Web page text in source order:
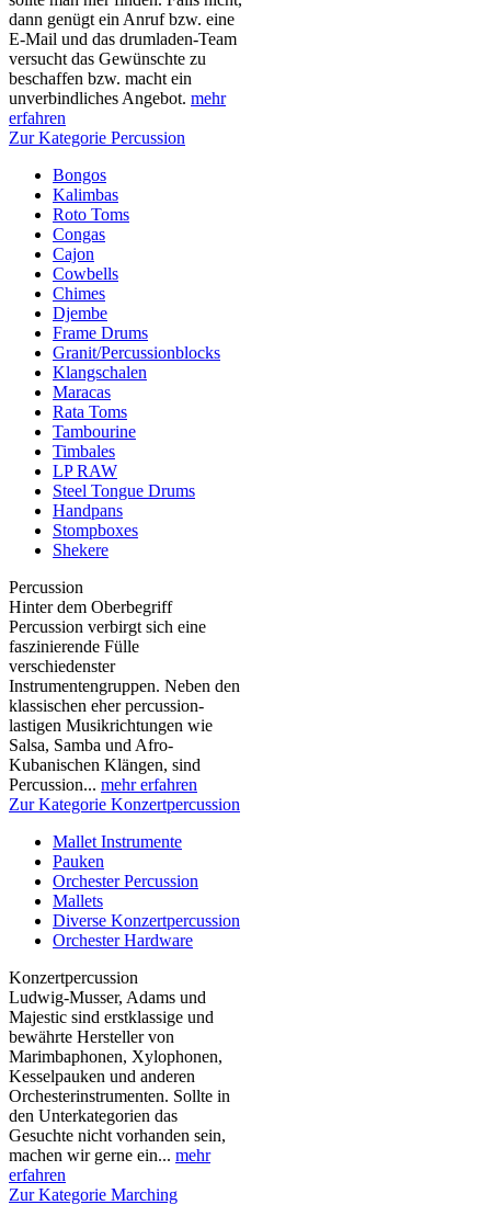
dann genügt ein Anruf bzw. eine
E-Mail und das drumladen-Team
versucht das Gewünschte zu
beschaffen bzw. macht ein
unverbindliches Angebot. mehr
erfahren
Zur Kategorie Percussion
Bongos
Kalimbas
Roto Toms
Congas
Cajon
Cowbells
Chimes
Djembe
Frame Drums
Granit/Percussionblocks
Klangschalen
Maracas
Rata Toms
Tambourine
Timbales
LP RAW
Steel Tongue Drums
Handpans
Stompboxes
Shekere
Percussion
Hinter dem Oberbegriff
Percussion verbirgt sich eine
faszinierende Fülle
verschiedenster
Instrumentengruppen. Neben den
klassischen eher percussion-
lastigen Musikrichtungen wie
Salsa, Samba und Afro-
Kubanischen Klängen, sind
Percussion... mehr erfahren
Zur Kategorie Konzertpercussion
Mallet Instrumente
Pauken
Orchester Percussion
Mallets
Diverse Konzertpercussion
Orchester Hardware
Konzertpercussion
Ludwig-Musser, Adams und
Majestic sind erstklassige und
bewährte Hersteller von
Marimbaphonen, Xylophonen,
Kesselpauken und anderen
Orchesterinstrumenten. Sollte in
den Unterkategorien das
Gesuchte nicht vorhanden sein,
machen wir gerne ein... mehr
erfahren
Zur Kategorie Marching